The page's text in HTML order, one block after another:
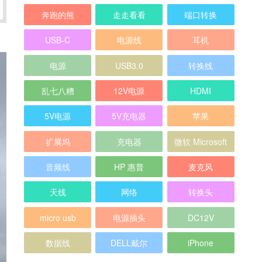
奔跑的熊 走走看看 端口转换
USB-C 电源线 耳机
电源 USB3.0 转换线
乱七八糟 12V电源 HDMI
5V电源 5V充电器 苹果
扩展坞 充电器 微软 Microsoft
音频线 HP 惠普 麦克风
天线 网络 转换头
micro usb 电源插头 DC12V
数据线 DELL戴尔 iPhone